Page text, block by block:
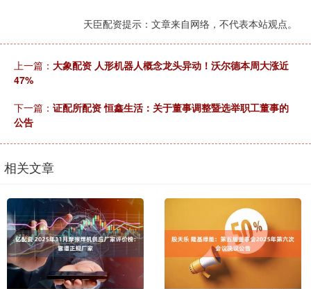
天臣配资提示：文章来自网络，不代表本站观点。
上一篇： 大象配资 人形机器人概念龙头异动！沃尔德本周大涨近
47%
下一篇： 证配所配资 恒鑫生活：关于董事调整暨选举职工董事的
公告
相关文章